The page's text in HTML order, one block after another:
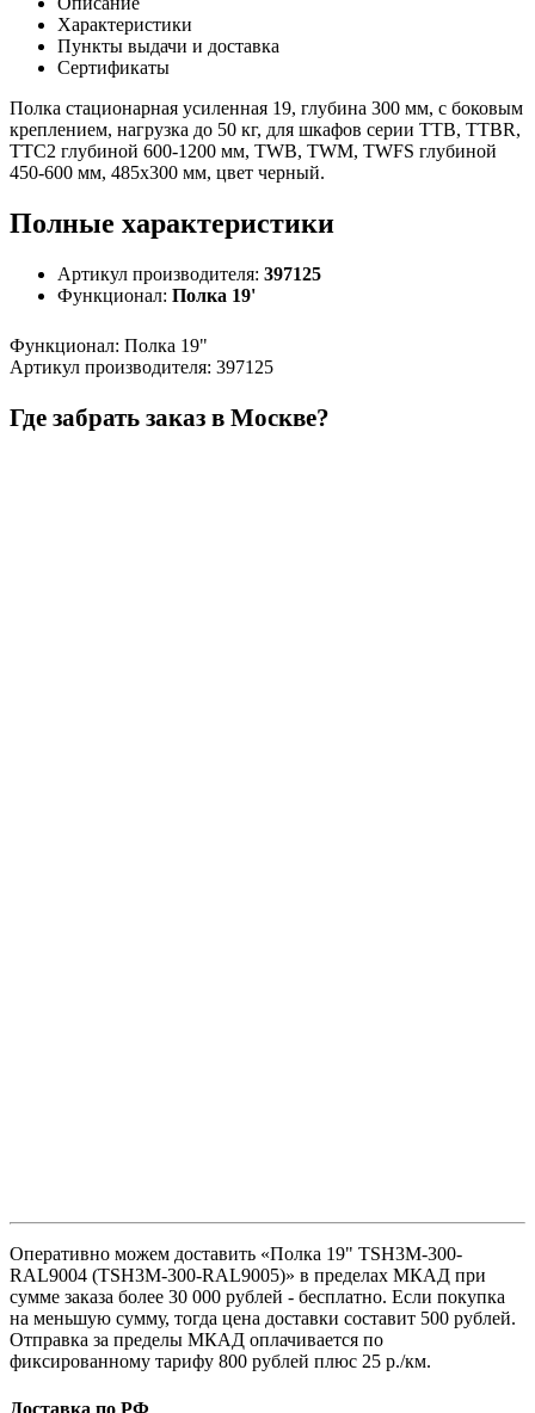
Характеристики
Пункты выдачи и доставка
Сертификаты
Полка стационарная усиленная 19, глубина 300 мм, с боковым
креплением, нагрузка до 50 кг, для шкафов серии TTB, TTBR,
TTC2 глубиной 600-1200 мм, TWB, TWM, TWFS глубиной
450-600 мм, 485х300 мм, цвет черный.
Полные характеристики
Артикул производителя: 397125
Функционал: Полка 19'
Функционал: Полка 19"
Артикул производителя: 397125
Где забрать заказ в Москве?
Оперативно можем доставить «Полка 19" TSH3M-300-
RAL9004 (TSH3M-300-RAL9005)» в пределах МКАД при
сумме заказа более 30 000 рублей - бесплатно. Если покупка
на меньшую сумму, тогда цена доставки составит 500 рублей.
Отправка за пределы МКАД оплачивается по
фиксированному тарифу 800 рублей плюс 25 р./км.
Доставка по РФ